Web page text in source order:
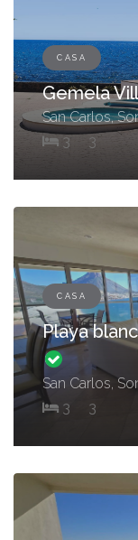
CASA
Gemela
San Carlos,
3
3
CASA
Playa
San Carlos,
3
3